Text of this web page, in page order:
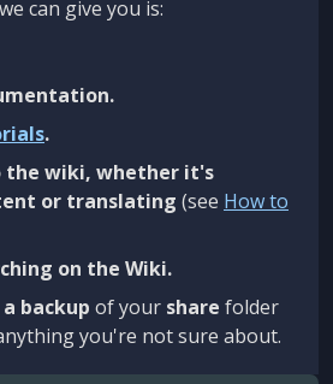
we can give you is:
.
wiki, whether it's
or translating (see How to
on the Wiki.
backup of your share folder
you're not sure about.